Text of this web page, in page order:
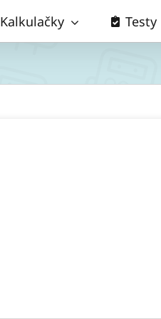
Kalkulačky Testy